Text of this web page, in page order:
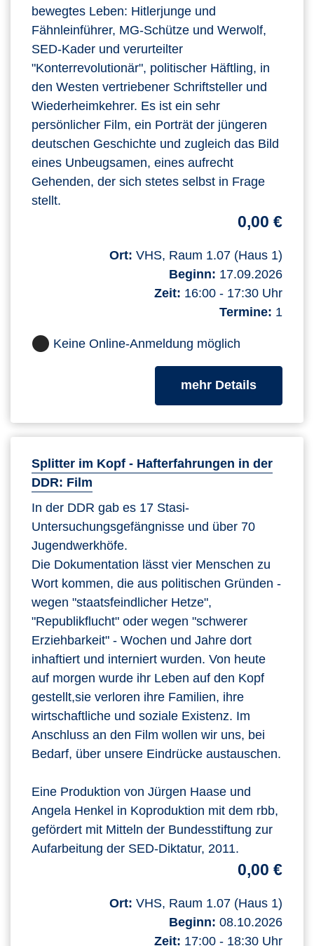
bewegtes Leben: Hitlerjunge und
Fähnleinführer, MG-Schütze und Werwolf,
SED-Kader und verurteilter
"Konterrevolutionär", politischer Häftling, in
den Westen vertriebener Schriftsteller und
Wiederheimkehrer. Es ist ein sehr
persönlicher Film, ein Porträt der jüngeren
deutschen Geschichte und zugleich das Bild
eines Unbeugsamen, eines aufrecht
Gehenden, der sich stetes selbst in Frage
stellt.
0,00 €
Ort: VHS, Raum 1.07 (Haus 1)
Beginn: 17.09.2026
Zeit: 16:00 - 17:30 Uhr
Termine: 1
Keine Online-Anmeldung möglich
mehr Detailszum
Splitter im Kopf - Hafterfahrungen in der
DDR: Film
In der DDR gab es 17 Stasi-
Untersuchungsgefängnisse und über 70
Jugendwerkhöfe.
Die Dokumentation lässt vier Menschen zu
Wort kommen, die aus politischen Gründen -
wegen "staatsfeindlicher Hetze",
"Republikflucht" oder wegen "schwerer
Erziehbarkeit" - Wochen und Jahre dort
inhaftiert und interniert wurden. Von heute
auf morgen wurde ihr Leben auf den Kopf
gestellt,sie verloren ihre Familien, ihre
wirtschaftliche und soziale Existenz. Im
Anschluss an den Film wollen wir uns, bei
Bedarf, über unsere Eindrücke austauschen.
Eine Produktion von Jürgen Haase und
Angela Henkel in Koproduktion mit dem rbb,
gefördert mit Mitteln der Bundesstiftung zur
Aufarbeitung der SED-Diktatur, 2011.
0,00 €
Ort: VHS, Raum 1.07 (Haus 1)
Beginn: 08.10.2026
Zeit: 17:00 - 18:30 Uhr